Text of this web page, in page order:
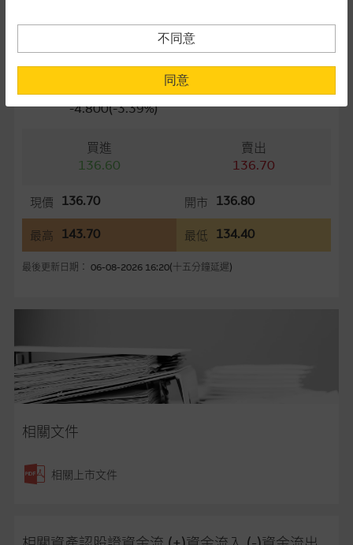
-4.800(-3.39%)
買進
136.60
賣出
136.70
現價 136.70 開市 136.80
最高 143.70 最低 134.40
最後更新日期： 06-08-2026 16:20(十五分鐘延遲)
相關文件
相關上市文件
民使用，並不提供或發售予美國人。本網站內容無意要約或唆使
閣下購買證券、基金單位或其他投資工具(不論在參考條款上或在
其他地方)，但清楚表明上述意圖的個別段落則屬例外。
提供網站內容的基準 – 使用時請考慮個人風險
供。惟麥格理集團並無核實所有網站內容，故就閣下的目的而
言，網站內容可能未必完整或準確。麥格理集團不會，亦沒有義
容所載的意見、預測及其他資料可予更改或刪除，而毋須作出通
知。
數而預備的，不構成我們提出的意見。所用假設及參數並非唯一
為準確、完整或合理。我們不作陳述，亦不保證任何所示的指示
來自我們在所示日期時認為可靠之來源，且均以真誠提供，然
而，麥格理集團不作陳述，亦不保證網站內容在任何用途上均完
整、可靠、準確、合時或適合，亦不為資料的準確程度、完整性
及合時性負上責任，除非這是有關適用的的法律及/或法規所規
買或銷售任何證券、貸款或其他工具。網站內容由麥格理集團所
不同意
同意